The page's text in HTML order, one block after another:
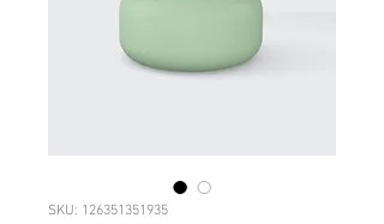
SKU: 126351351935